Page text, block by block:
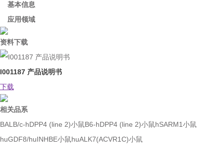
基本信息
应用领域
资料下载
I001187 产品说明书
下载
相关品系
BALB/c-hDPP4 (line 2)小鼠B6-hDPP4 (line 2)小鼠hSARM1小鼠
huGDF8/huINHBE小鼠huALK7(ACVR1C)小鼠